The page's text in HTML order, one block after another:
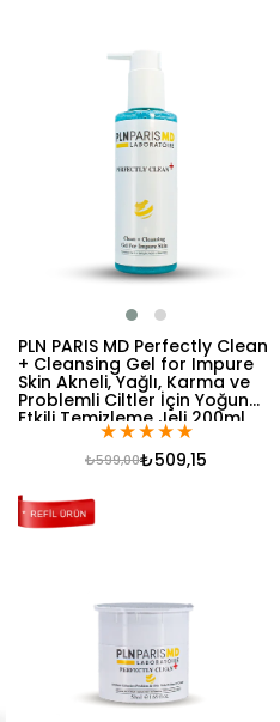
PLN PARIS MD Perfectly Clean
+ Cleansing Gel for Impure
Skin Akneli, Yağlı, Karma ve
Problemli Ciltler İçin Yoğun
Etkili Temizleme Jeli 200ml
★★★★★
₺509,15
₺599,00